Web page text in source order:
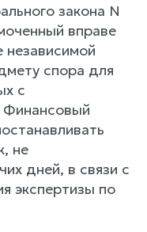
закона N
вправе
независимой
спора для
с
не
дней, в связи с
экспертизы по